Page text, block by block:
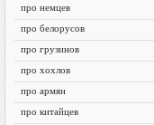
про немцев
про белорусов
про грузинов
про хохлов
про армян
про китайцев